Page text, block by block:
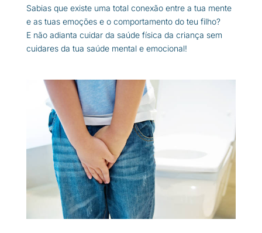
Sabias que existe uma total conexão entre a tua mente
e as tuas emoções e o comportamento do teu filho?
E não adianta cuidar da saúde física da criança sem
cuidares da tua saúde mental e emocional!